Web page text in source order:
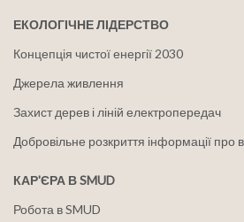
ЕКОЛОГІЧНЕ ЛІДЕРСТВО
Концепція чистої енергії 2030
Джерела живлення
Захист дерев і ліній електропередач
Добровільне розкриття інформації про
КАР'ЄРА В SMUD
Робота в SMUD